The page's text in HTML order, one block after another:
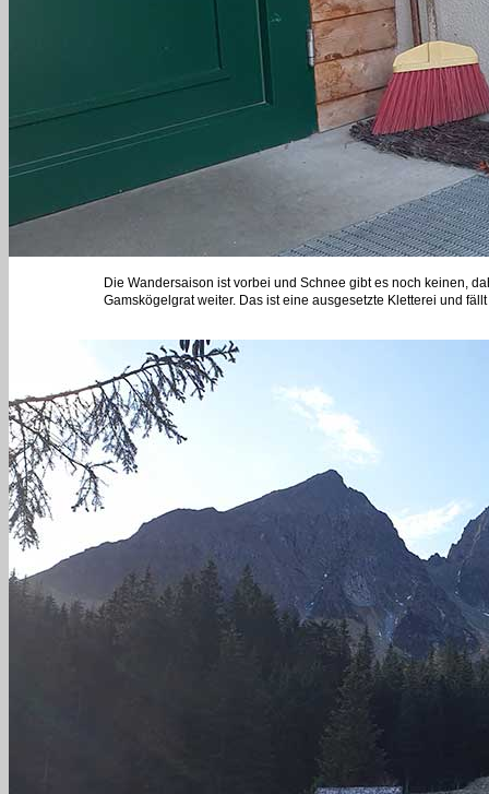
Die Wandersaison ist vorbei und Schnee gibt es noch keinen,
Gamskögelgrat weiter. Das ist eine ausgesetzte Kletterei und